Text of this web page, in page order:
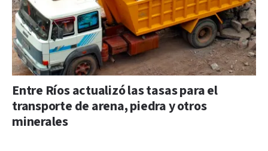
Entre Ríos actualizó las tasas para el
transporte de arena, piedra y otros
minerales